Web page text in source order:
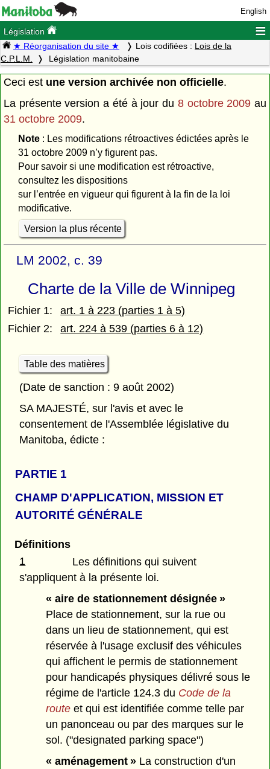
English
Législation ≡
★ Réorganisation du site ★ Lois codifiées : Lois de la
C.P.L.M.
Législation manitobaine
Ceci est une version archivée non officielle.
La présente version a été à jour du 8 octobre 2009 au
31 octobre 2009.
Note: Les modifications rétroactives édictées après le
31 octobre 2009 n’y figurent pas.
Pour savoir si une modification est rétroactive,
consultez les dispositions
sur l’entrée en vigueur qui figurent à la fin de la loi
modificative.
Version la plus récente
LM 2002, c. 39
Charte de la Ville de Winnipeg
Fichier 1:
art. 1 à 223 (parties 1 à 5)
Fichier 2:
art. 224 à 539 (parties 6 à 12)
Table des matières
(Date de sanction : 9 août 2002)
SA MAJESTÉ, sur l'avis et avec le
consentement de l'Assemblée législative du
Manitoba, édicte :
PARTIE 1
CHAMP D'APPLICATION, MISSION ET
AUTORITÉ GÉNÉRALE
Définitions
1
Les définitions qui suivent
s'appliquent à la présente loi.
« aire de stationnement désignée »
Place de stationnement, sur la rue ou
dans un lieu de stationnement, qui est
réservée à l'usage exclusif des véhicules
qui affichent le permis de stationnement
pour handicapés physiques délivré sous le
régime de l'article 124.3 du Code de la
route et qui est identifiée comme telle par
un panonceau ou par des marques sur le
sol. ("designated parking space")
« aménagement » La construction d'un